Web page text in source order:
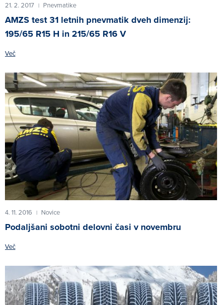
21. 2. 2017 | Pnevmatike
AMZS test 31 letnih pnevmatik dveh dimenzij:
195/65 R15 H in 215/65 R16 V
Več
4. 11. 2016 | Novice
Podaljšani sobotni delovni časi v novembru
Več